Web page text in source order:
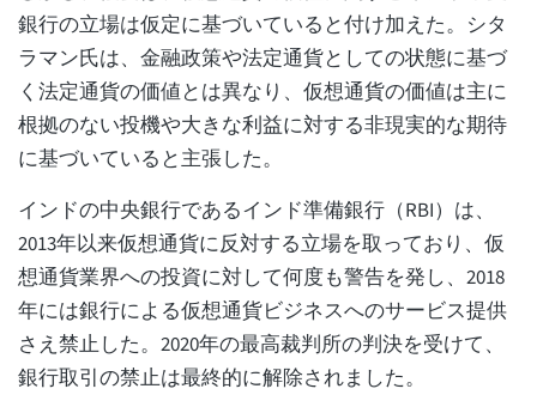
銀行の立場は仮定に基づいていると付け加えた。シタ
ラマン氏は、金融政策や法定通貨としての状態に基づ
く法定通貨の価値とは異なり、仮想通貨の価値は主に
根拠のない投機や大きな利益に対する非現実的な期待
に基づいていると主張した。
インドの中央銀行であるインド準備銀行（RBI）は、
2013年以来仮想通貨に反対する立場を取っており、仮
想通貨業界への投資に対して何度も警告を発し、2018
年には銀行による仮想通貨ビジネスへのサービス提供
さえ禁止した。2020年の最高裁判所の判決を受けて、
銀行取引の禁止は最終的に解除されました。